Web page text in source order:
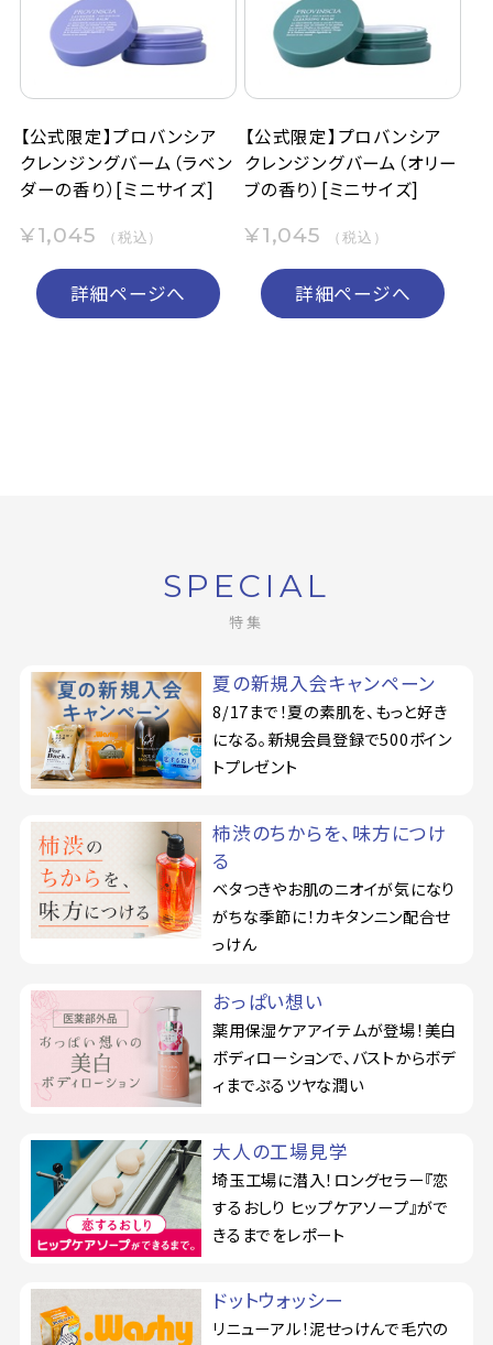
【公式限定】プロバンシア
クレンジングバーム（ラベン
ダーの香り）[ミニサイズ]
¥1,045 （税込）
詳細ページへ
【公式限定】プロバンシア
クレンジングバーム（オリー
ブの香り）[ミニサイズ]
¥1,045 （税込）
詳細ページへ
SPECIAL
特集
夏の新規入会キャンペーン
8/17まで！夏の素肌を、もっと好き
になる。新規会員登録で500ポイン
トプレゼント
柿渋のちからを、味方につけ
る
ベタつきやお肌のニオイが気になり
がちな季節に！カキタンニン配合せ
っけん
おっぱい想い
薬用保湿ケアアイテムが登場！美白
ボディローションで、バストからボデ
ィまでぷるツヤな潤い
大人の工場見学
埼玉工場に潜入！ロングセラー『恋
するおしり ヒップケアソープ』がで
きるまでをレポート
ドットウォッシー
リニューアル！泥せっけんで毛穴の